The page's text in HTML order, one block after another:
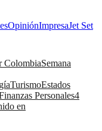
OpiniónImpresaJet Set
ColombiaSemana
TurismoEstados
Personales4
en